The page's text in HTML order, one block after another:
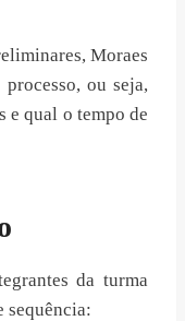
Moraes
ou seja,
e qual o tempo de
da turma
sequência: